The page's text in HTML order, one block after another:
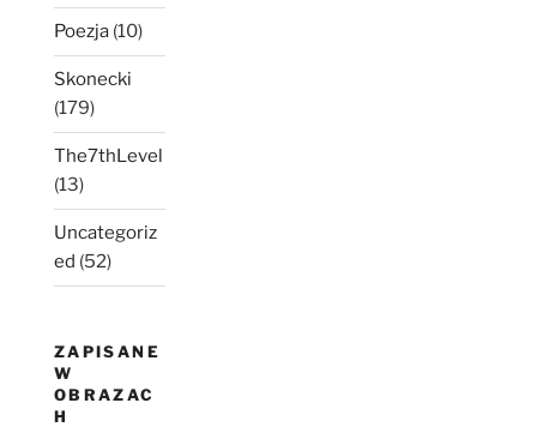
Poezja (10)
Skonecki
(179)
The7thLevel
(13)
Uncategoriz
ed (52)
ZAPISANE
W
OBRAZAC
H